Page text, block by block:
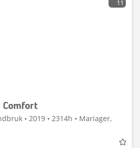
11
Comfort
• 2019 • 2314h • Mariager,